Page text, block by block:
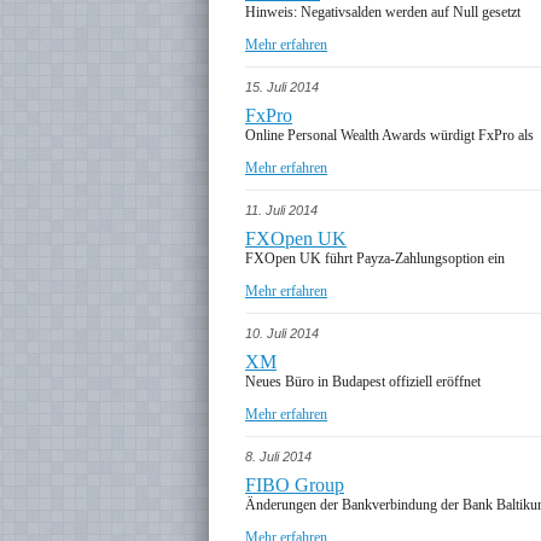
Hinweis: Negativsalden werden auf Null gesetzt
Mehr erfahren
15. Juli 2014
FxPro
Online Personal Wealth Awards würdigt FxPro als
Mehr erfahren
11. Juli 2014
FXOpen UK
FXOpen UK führt Payza-Zahlungsoption ein
Mehr erfahren
10. Juli 2014
XM
Neues Büro in Budapest offiziell eröffnet
Mehr erfahren
8. Juli 2014
FIBO Group
Änderungen der Bankverbindung der Bank
Mehr erfahren